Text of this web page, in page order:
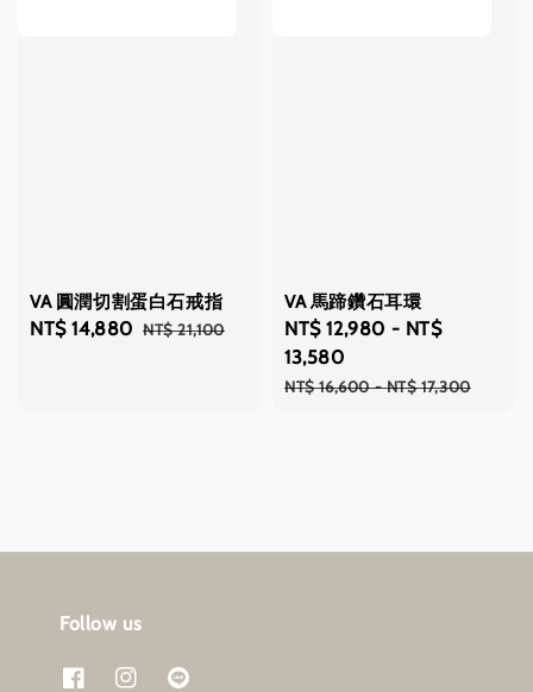
VA 圓潤切割蛋白石戒指
Sale
NT$ 14,880 Regular
NT$ 21,100
VA 馬蹄鑽石耳環
Sale
price
NT$ 12,980 - NT$
13,580
Regular
NT$ 16,600-NT$ 17,300
Follow us